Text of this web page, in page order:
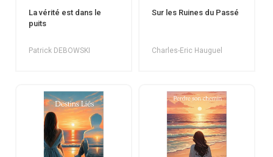
La vérité est dans le
puits
Patrick DEBOWSKI
Sur les Ruines du Passé
Charles-Eric Hauguel